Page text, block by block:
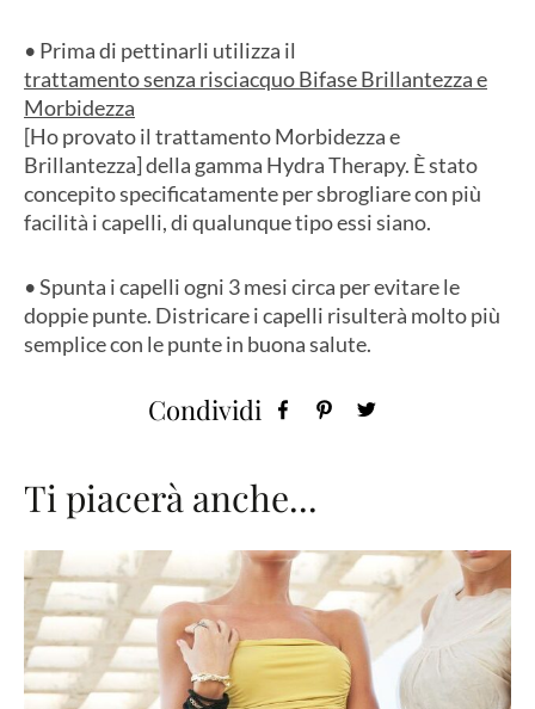
• Prima di pettinarli utilizza il
trattamento senza risciacquo Bifase Brillantezza e
Morbidezza
[Ho provato il trattamento Morbidezza e
Brillantezza] della gamma Hydra Therapy. È stato
concepito specificatamente per sbrogliare con più
facilità i capelli, di qualunque tipo essi siano.
• Spunta i capelli ogni 3 mesi circa per evitare le
doppie punte. Districare i capelli risulterà molto più
semplice con le punte in buona salute.
Condividi
Ti piacerà anche...